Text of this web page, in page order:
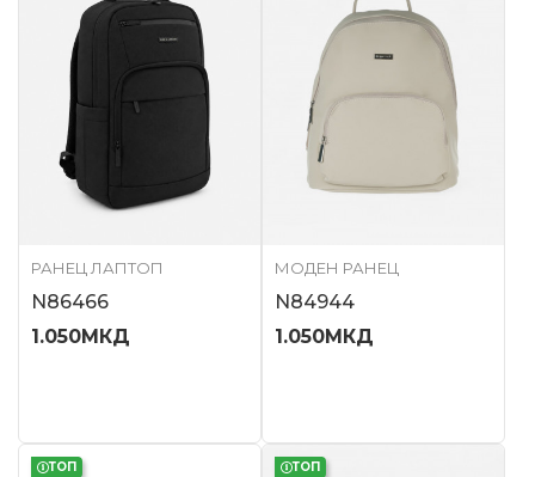
РАНЕЦ ЛАПТОП
N86466
1.050МКД
МОДЕН РАНЕЦ
N84944
1.050МКД
ТОП ТОП